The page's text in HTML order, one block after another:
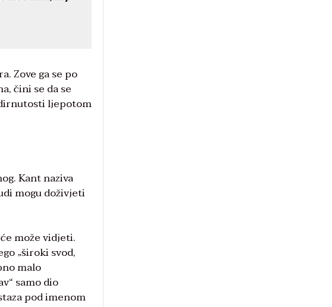
Zove ga se po
čini se da se
ljepotom
Kant naziva
mogu doživjeti
može vidjeti.
„široki svod,
malo
samo dio
pod imenom